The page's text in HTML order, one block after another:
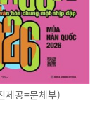
제공=문체부)